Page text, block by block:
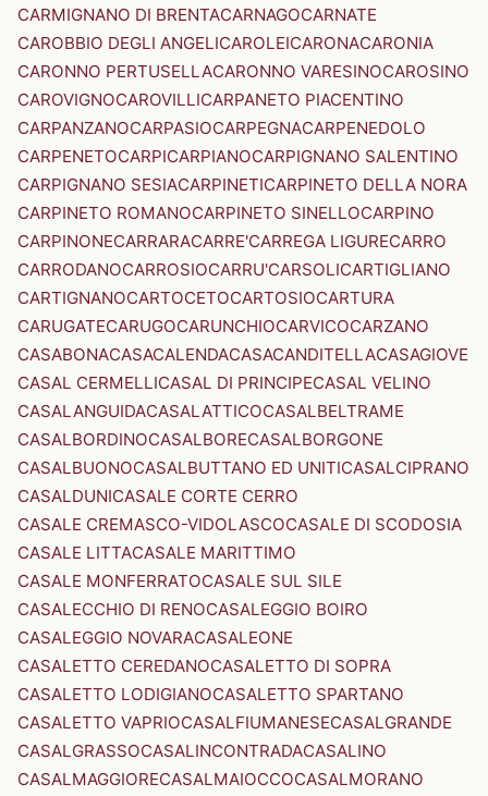
CARMIGNANO DI BRENTACARNAGOCARNATE
CAROBBIO DEGLI ANGELICAROLEICARONACARONIA
CARONNO PERTUSELLACARONNO VARESINOCAROSINO
CAROVIGNOCAROVILLICARPANETO PIACENTINO
CARPANZANOCARPASIOCARPEGNACARPENEDOLO
CARPENETOCARPICARPIANOCARPIGNANO SALENTINO
CARPIGNANO SESIACARPINETICARPINETO DELLA NORA
CARPINETO ROMANOCARPINETO SINELLOCARPINO
CARPINONECARRARACARRE'CARREGA LIGURECARRO
CARRODANOCARROSIOCARRU'CARSOLICARTIGLIANO
CARTIGNANOCARTOCETOCARTOSIOCARTURA
CARUGATECARUGOCARUNCHIOCARVICOCARZANO
CASABONACASACALENDACASACANDITELLACASAGIOVE
CASAL CERMELLICASAL DI PRINCIPECASAL VELINO
CASALANGUIDACASALATTICOCASALBELTRAME
CASALBORDINOCASALBORECASALBORGONE
CASALBUONOCASALBUTTANO ED UNITICASALCIPRANO
CASALDUNICASALE CORTE CERRO
CASALE CREMASCO-VIDOLASCOCASALE DI SCODOSIA
CASALE LITTACASALE MARITTIMO
CASALE MONFERRATOCASALE SUL SILE
CASALECCHIO DI RENOCASALEGGIO BOIRO
CASALEGGIO NOVARACASALEONE
CASALETTO CEREDANOCASALETTO DI SOPRA
CASALETTO LODIGIANOCASALETTO SPARTANO
CASALETTO VAPRIOCASALFIUMANESECASALGRANDE
CASALGRASSOCASALINCONTRADACASALINO
CASALMAGGIORECASALMAIOCCOCASALMORANO